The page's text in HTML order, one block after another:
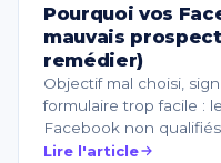
Pourquoi vos
mauvais
remédier)
Objectif mal choisi,
formulaire trop facile :
Facebook non
Lire l'article